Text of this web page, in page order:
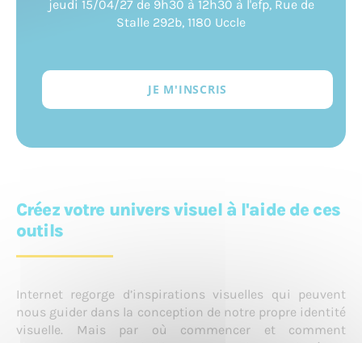
jeudi 15/04/27 de 9h30 à 12h30 à l'efp, Rue de
Stalle 292b, 1180 Uccle
JE M'INSCRIS
Créez votre univers visuel à l'aide de ces
outils
Internet regorge d’inspirations visuelles qui peuvent
nous guider dans la conception de notre propre identité
visuelle. Mais par où commencer et comment